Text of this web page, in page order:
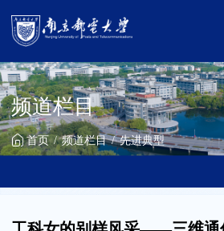
频道栏目
首页 频道栏目 先进典型